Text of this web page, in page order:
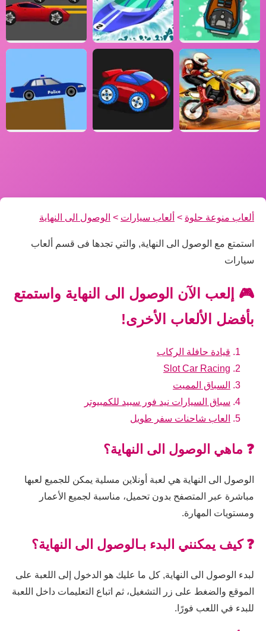
ألعاب منوعة حلوة > ألعاب سيارات > الوصول الى النهاية
استمتع مع الوصول الى النهاية, والتي تجدها فى قسم ألعاب
سيارات
🎮 إلعب الآن الوصول الى النهاية واستمتع
بأفضل الألعاب الأخرى!
قيادة حافلة الركاب
Slot Car Racing
السباق المميت
سباق السيارات نيد فور سبيد للكمبيوتر
العاب شاحنات سفر طويل
❓ ماهي الوصول الى النهاية؟
الوصول الى النهاية هي لعبة أونلاين مسلية يمكن للجميع لعبها
مباشرة عبر المتصفح بدون تحميل، مناسبة لجميع الأعمار
ومستويات المهارة.
❓ كيف يمكنني البدء بـالوصول الى النهاية؟
لبدء الوصول الى النهاية, كل ما عليك هو الدخول إلى اللعبة على
الموقع والضغط على زر التشغيل، ثم اتباع التعليمات داخل اللعبة
للبدء في اللعب فورًا.